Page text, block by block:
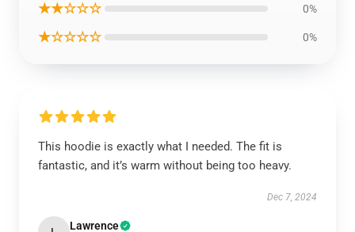
★★☆☆☆ 0%
★☆☆☆☆ 0%
This hoodie is exactly what I needed. The fit is
fantastic, and it’s warm without being too heavy.
Dec 7, 2024
Lawrence